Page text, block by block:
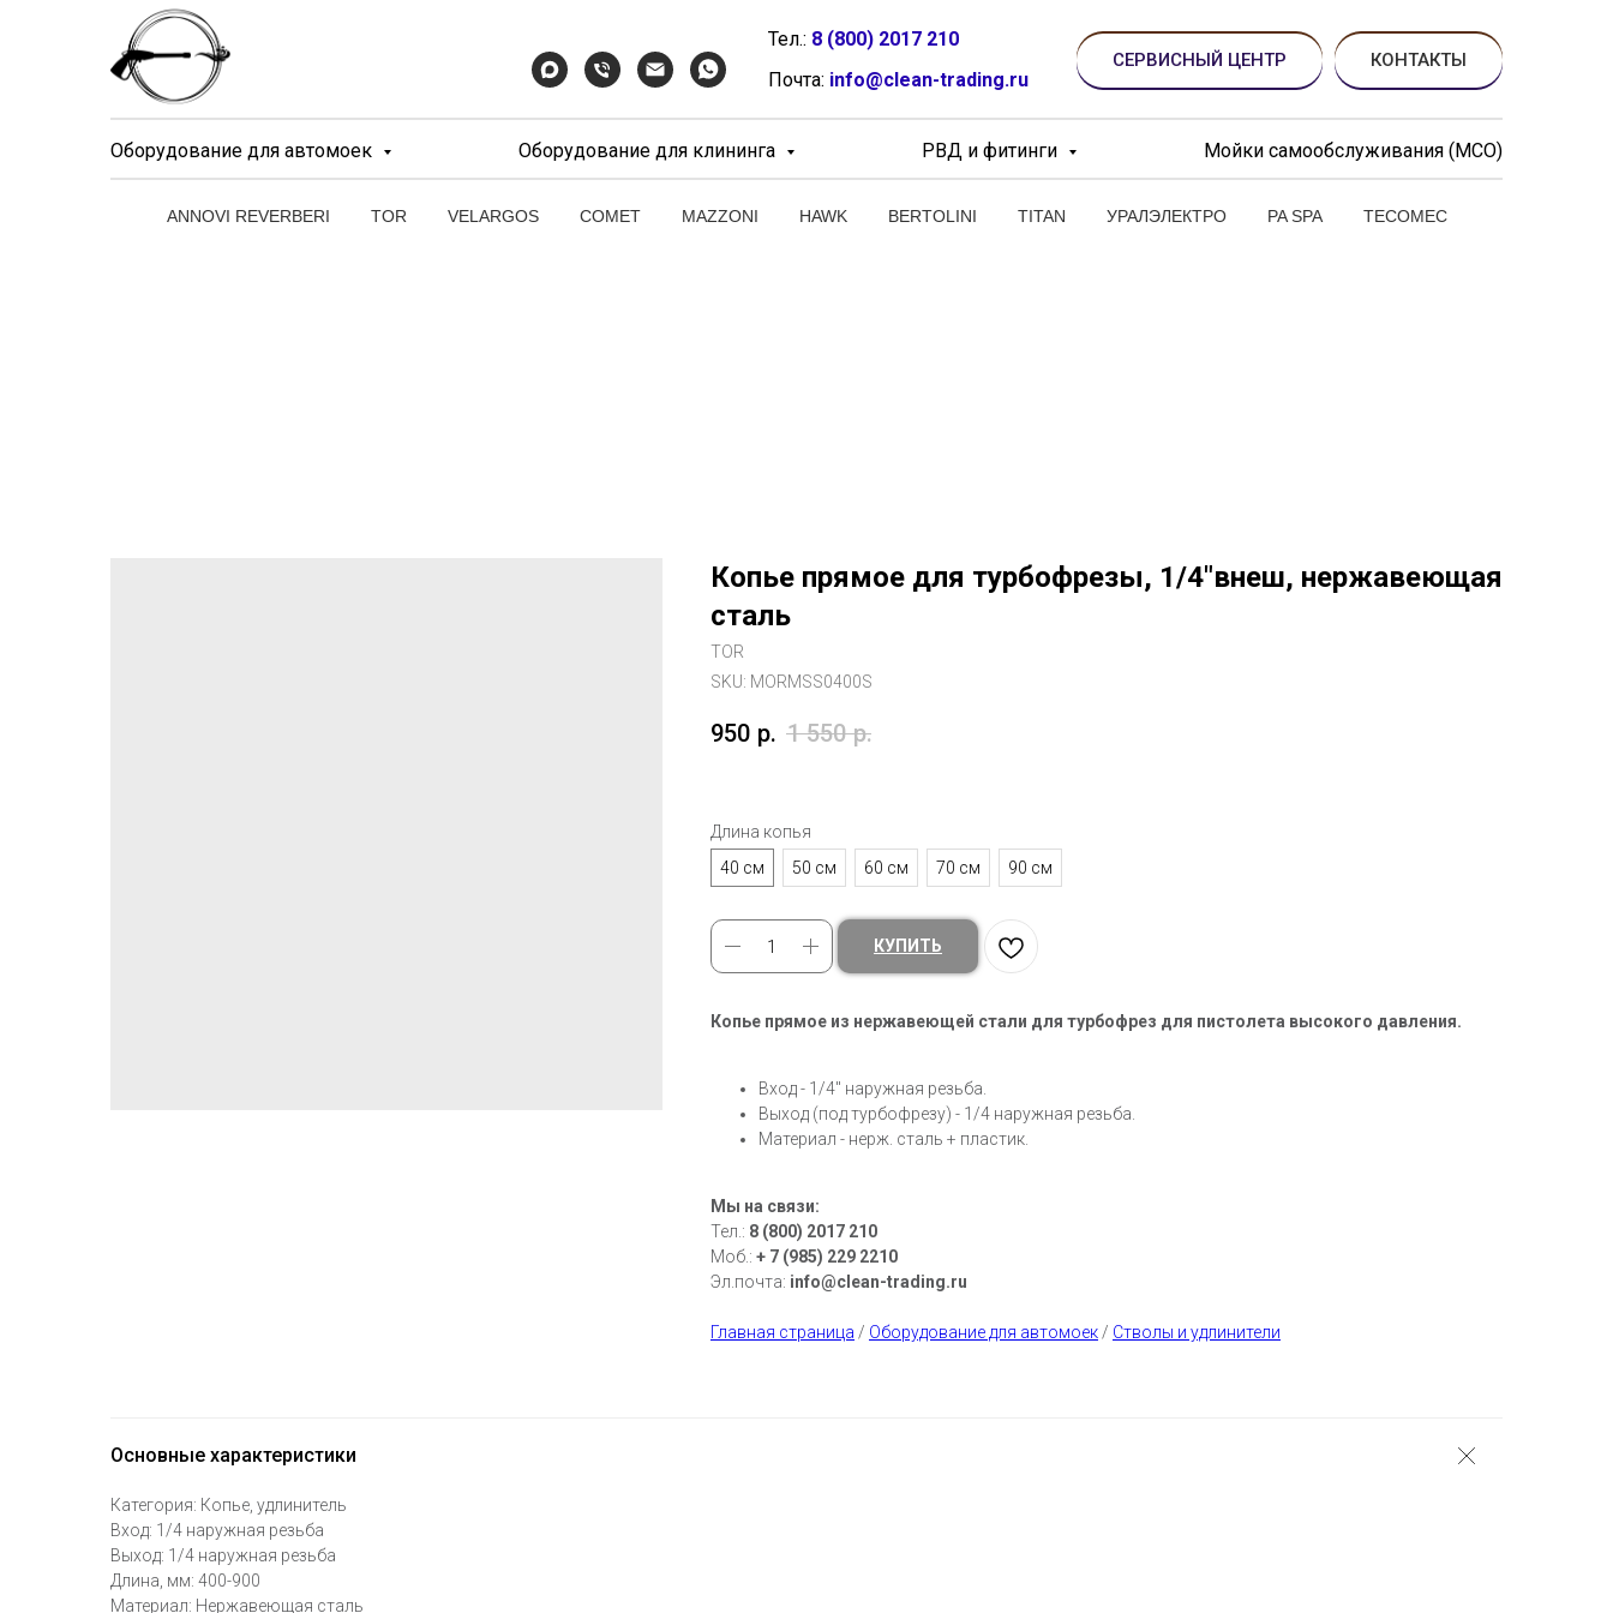
ANNOVI REVERBERI TOR VELARGOS COMET MAZZONI HAWK BERTOLINI TITAN УРАЛЭЛЕКТРО PA SPA TECOMEC
Тел.: 8 (800) 2017 210
Почта: info@clean-trading.ru
СЕРВИСНЫЙ ЦЕНТР КОНТАКТЫ
Оборудование для автомоек Оборудование для клининга РВД и фитинги Мойки самообслуживания (МСО)
Копье прямое для турбофрезы, 1/4"внеш, нержавеющая
сталь
TOR
SKU: MORMSS0400S
950 р. 1 550 р.
Длина копья
40 см
50 см 60 см 70 см 90 см
КУПИТЬ
Копье прямое из нержавеющей стали для турбофрез для пистолета высокого давления.
Вход - 1/4" наружная резьба.
Выход (под турбофрезу) - 1/4 наружная резьба.
Материал - нерж. сталь + пластик.
Мы на связи:
Тел.: 8 (800) 2017 210
Моб.: + 7 (985) 229 2210
Эл.почта: info@clean-trading.ru
Главная страница / Оборудование для автомоек/ Стволы и удлинители
Основные характеристики
Категория: Копье, удлинитель
Вход: 1/4 наружная резьба
Выход: 1/4 наружная резьба
Длина, мм: 400-900
Материал: Нержавеющая сталь